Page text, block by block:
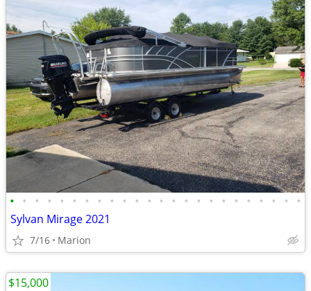
• • • • • • • • • • • • • • • • • • • • • • • •
Sylvan Mirage 2021
7/16 Marion
$15,000